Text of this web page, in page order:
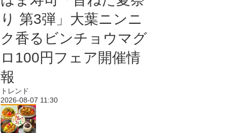
り 第3弾」大葉ニンニ
ク香るビンチョウマグ
ロ100円フェア開催情
報
トレンド
2026-08-07 11:30